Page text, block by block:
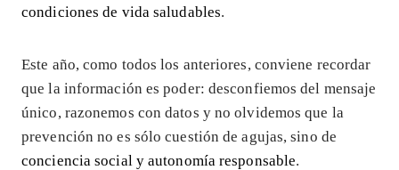
condiciones de vida saludables.
Este año, como todos los anteriores, conviene recordar
que la información es poder: desconfiemos del mensaje
único, razonemos con datos y no olvidemos que la
prevención no es sólo cuestión de agujas, sino de
conciencia social y autonomía responsable.